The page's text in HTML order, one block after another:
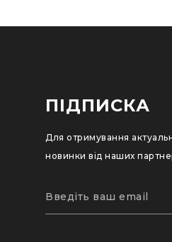
ПІДПИСКА
Для отримування
новинки від наших